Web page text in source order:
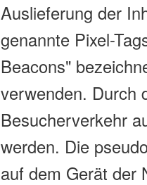
Auslieferung der
genannte Pixel-
Beacons"
verwenden. Durch
Besucherverkehr
werden. Die
auf dem Gerät der